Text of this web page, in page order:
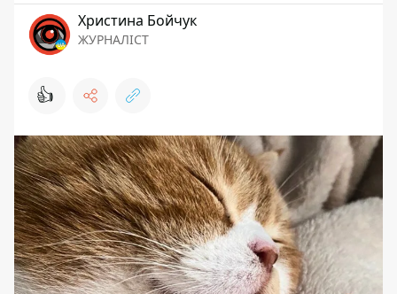
Христина Бойчук
ЖУРНАЛІСТ
👍